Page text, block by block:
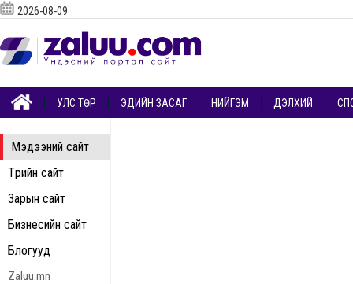
Мэдээний сайт
Төрийн сайт
Зарын сайт
Бизнесийн сайт
Блогууд
Zaluu.mn
2026-08-09
УЛС ТӨР ЭДИЙН ЗАСАГ НИЙГЭМ ДЭЛХИЙ